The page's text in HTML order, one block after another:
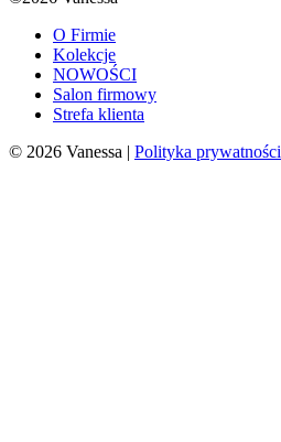
O Firmie
Kolekcje
NOWOŚCI
Salon firmowy
Strefa klienta
© 2026 Vanessa | Polityka prywatności